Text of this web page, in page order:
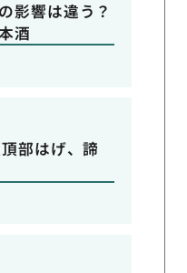
影響は違う？
酒
部はげ、諦